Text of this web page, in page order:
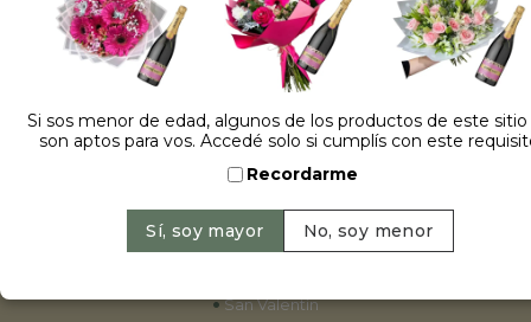
ESPECIALES
•Cumpleaños
•15 años
• Bodas
•Aniversarios
•Graduaciones
•San Valentín
Si sos menor de edad, algunos de los productos de este
son aptos para vos. Accedé solo si cumplís con este
Recordarme